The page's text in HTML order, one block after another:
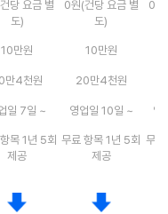
당 요금 별
도)
0원(건당 요금 별
도)
0원
10만원 10만원
만4천원 20만4천원
일 7일 ~ 영업일 10일 ~ 영
목 1년 5회
제공
무료 항목 1년 5회
제공
무료